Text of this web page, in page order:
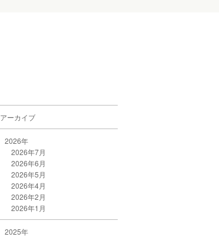
アーカイブ
2026年
2026年7月
2026年6月
2026年5月
2026年4月
2026年2月
2026年1月
2025年